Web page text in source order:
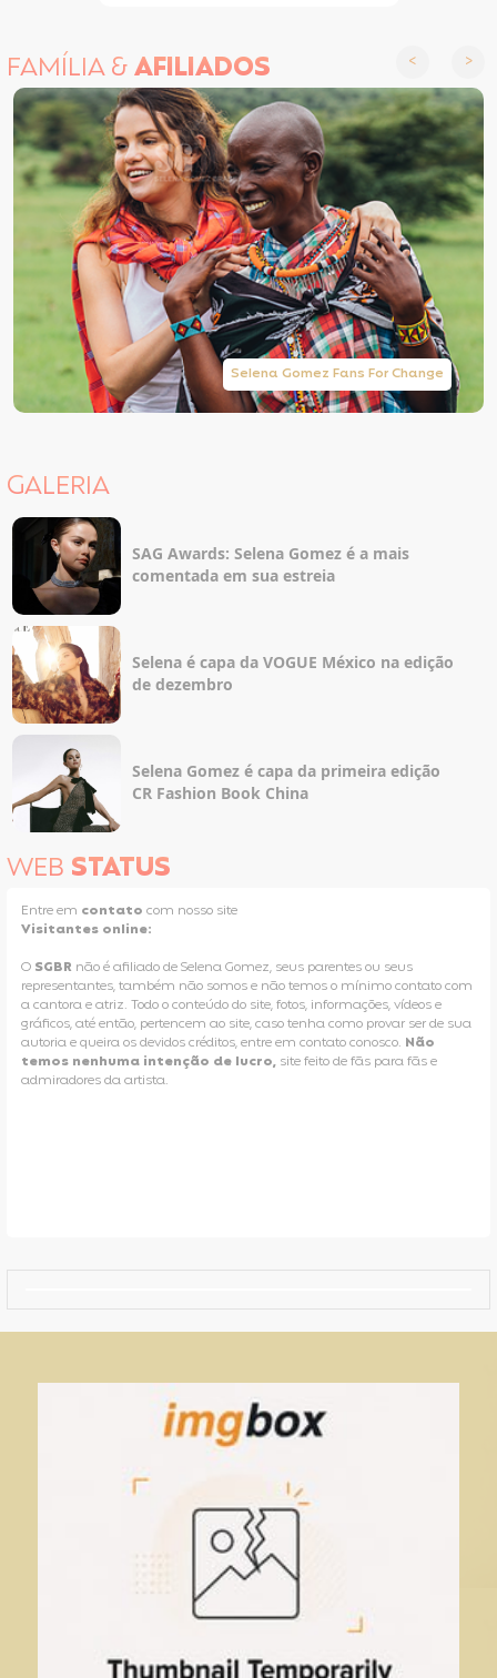
FAMÍLIA &AFILIADOS
Selena Gomez Fans For Change
GALERIA
SAG Awards: Selena Gomez é a mais
comentada em sua estreia
Selena é capa da VOGUE México na edição
de dezembro
Selena Gomez é capa da primeira edição
CR Fashion Book China
WEB STATUS
Entre em contato com nosso site
Visitantes online:
O SGBR não é afiliado de Selena Gomez, seus parentes ou seus
representantes, também não somos e não temos o mínimo contato com
a cantora e atriz. Todo o conteúdo do site, fotos, informações, vídeos e
gráficos, até então, pertencem ao site, caso tenha como provar ser de sua
autoria e queira os devidos créditos, entre em contato conosco. Não
temos nenhuma intenção de lucro, site feito de fãs para fãs e
admiradores da artista.